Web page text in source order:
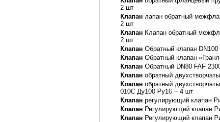
2 шт
Клапан лапан обратный
2 шт
Клапан Клапан обратный
2 шт
Клапан Обратный клапан
Клапан Обратный клапан
Клапан Обратный DN80 FAF
Клапан обратный
Клапан обратный
010C Ду100 Ру16 -- 4 шт
Клапан регулирующий клапан
Клапан Регулирующий клапан
Клапан Регулирующий клапан